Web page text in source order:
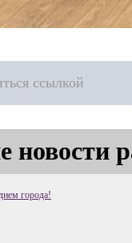
ссылкой
новости
города!